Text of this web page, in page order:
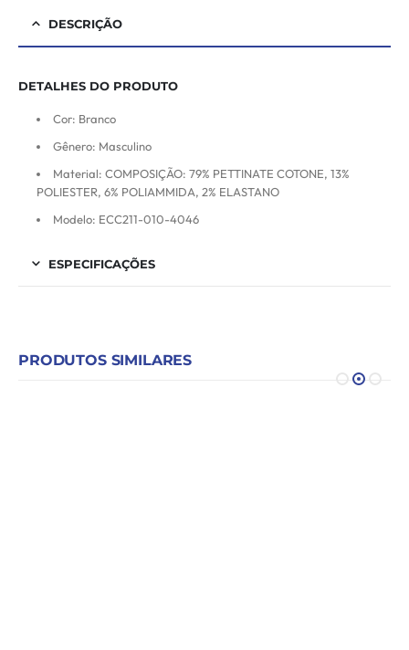
DESCRIÇÃO
DETALHES DO PRODUTO
Cor: Branco
Gênero: Masculino
Material: COMPOSIÇÃO: 79% PETTINATE COTONE, 13%
POLIESTER, 6% POLIAMMIDA, 2% ELASTANO
Modelo: ECC211-010-4046
ESPECIFICAÇÕES
PRODUTOS SIMILARES